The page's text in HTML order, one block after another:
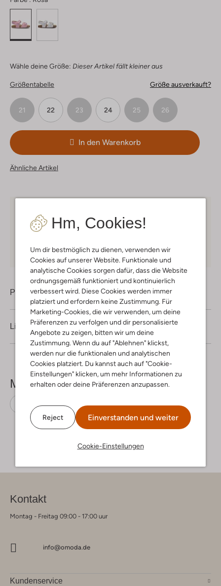
Hm, Cookies!
Um dir bestmöglich zu dienen, verwenden wir
Cookies auf unserer Website. Funktionale und
analytische Cookies sorgen dafür, dass die Website
ordnungsgemäß funktioniert und kontinuierlich
verbessert wird. Diese Cookies werden immer
platziert und erfordern keine Zustimmung. Für
Marketing-Cookies, die wir verwenden, um deine
Präferenzen zu verfolgen und dir personalisierte
Angebote zu zeigen, bitten wir um deine
Zustimmung. Wenn du auf "Ablehnen" klickst,
werden nur die funktionalen und analytischen
Cookies platziert. Du kannst auch auf "Cookie-
Einstellungen" klicken, um mehr Informationen zu
erhalten oder deine Präferenzen anzupassen.
Reject Einverstanden und weiter
Cookie-Einstellungen
Wähle deine Größe: Dieser Artikel fällt kleiner aus
Größentabelle Größe ausverkauft?
21 22 23 24 25 26
In den Warenkorb
Ähnliche Artikel
Kostenloser Versand
Mitglieder in Deutschland
Produktinformation
Lieferung & Rückgabe
Mehr sehen
Sandalen Develab Leder
Kontakt
Montag - Freitag 09:00 - 17:00 uur
info@omoda.de
Kundenservice